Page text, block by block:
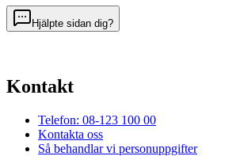
Hjälpte sidan dig?
Kontakt
Telefon: 08-123 100 00
Kontakta oss
Så behandlar vi personuppgifter